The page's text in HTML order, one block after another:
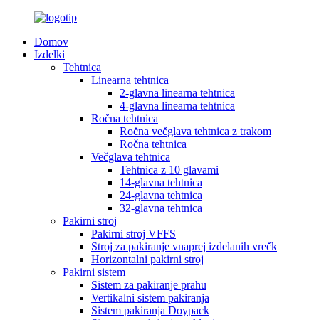
Domov
Izdelki
Tehtnica
Linearna tehtnica
2-glavna linearna tehtnica
4-glavna linearna tehtnica
Ročna tehtnica
Ročna večglava tehtnica z trakom
Ročna tehtnica
Večglava tehtnica
Tehtnica z 10 glavami
14-glavna tehtnica
24-glavna tehtnica
32-glavna tehtnica
Pakirni stroj
Pakirni stroj VFFS
Stroj za pakiranje vnaprej izdelanih vrečk
Horizontalni pakirni stroj
Pakirni sistem
Sistem za pakiranje prahu
Vertikalni sistem pakiranja
Sistem pakiranja Doypack